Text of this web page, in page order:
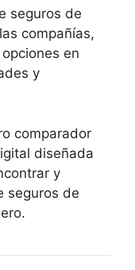
seguros de
compañías,
en
y
comparador
diseñada
y
seguros de